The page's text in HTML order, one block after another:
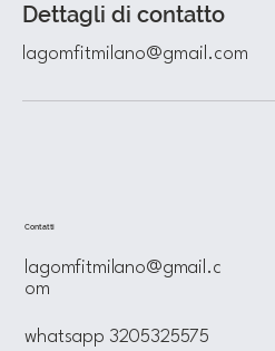
Dettagli di contatto
lagomfitmilano@gmail.com
Contatti
lagomfitmilano@gmail.c
om
whatsapp 3205325575